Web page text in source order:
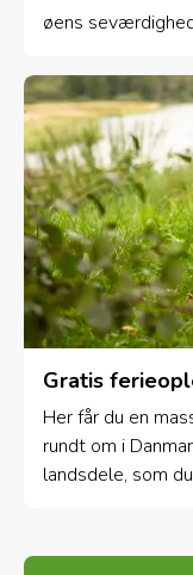
øens
Gratis
Her får du en
rundt om i
landsdele, som